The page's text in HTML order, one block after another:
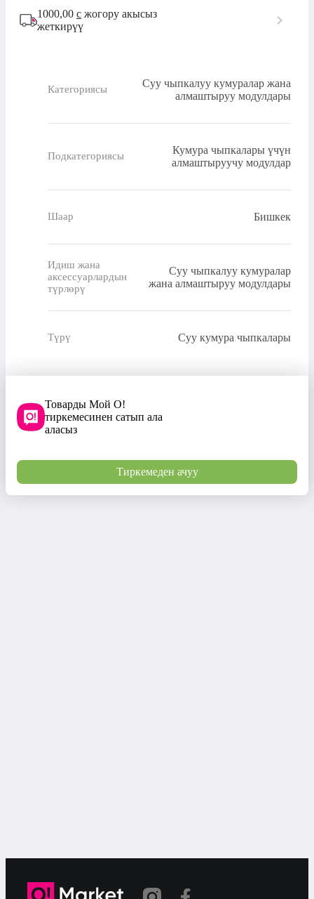
1000,00 с жогору акысыз
жеткирүү
Категориясы
Суу чыпкалуу кумуралар жана
алмаштыруу модулдары
Подкатегориясы
Кумура чыпкалары үчүн
алмаштыруучу модулдар
Шаар Бишкек
Идиш жана
аксессуарлардын
түрлөрү
Суу чыпкалуу кумуралар
жана алмаштыруу модулдары
Түрү Суу кумура чыпкалары
Товарды Мой О!
тиркемесинен сатып ала
аласыз
Тиркемеден ачуу